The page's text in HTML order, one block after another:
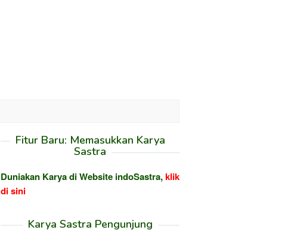
Fitur Baru: Memasukkan Karya
Sastra
Duniakan Karya di Website indoSastra,klik
di sini
Karya Sastra Pengunjung